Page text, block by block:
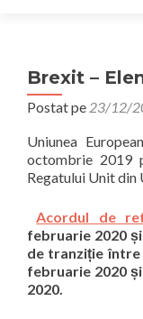
Brexit –
Postat pe 23/12/
Uniunea
octombrie 2019
Regatului Unit din
Acordul de
februarie 2020
de tranziție între
februarie 2020
2020.